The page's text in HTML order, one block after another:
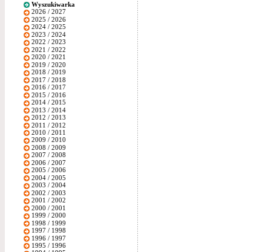
Wyszukiwarka
2026 / 2027
2025 / 2026
2024 / 2025
2023 / 2024
2022 / 2023
2021 / 2022
2020 / 2021
2019 / 2020
2018 / 2019
2017 / 2018
2016 / 2017
2015 / 2016
2014 / 2015
2013 / 2014
2012 / 2013
2011 / 2012
2010 / 2011
2009 / 2010
2008 / 2009
2007 / 2008
2006 / 2007
2005 / 2006
2004 / 2005
2003 / 2004
2002 / 2003
2001 / 2002
2000 / 2001
1999 / 2000
1998 / 1999
1997 / 1998
1996 / 1997
1995 / 1996